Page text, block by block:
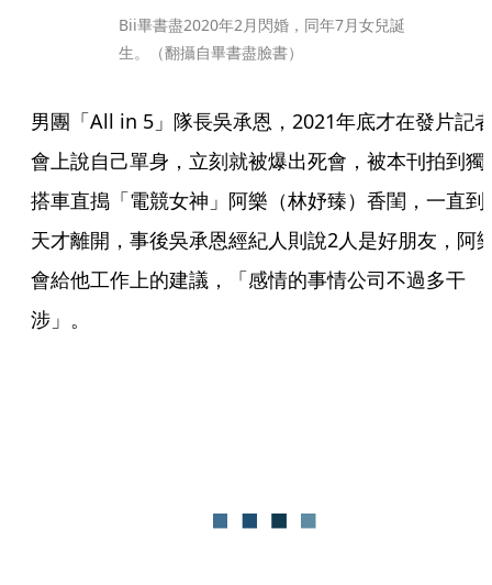
Bii畢書盡2020年2月閃婚，同年7月女兒誕
生。（翻攝自畢書盡臉書）
男團「All in 5」隊長吳承恩，2021年底才在發片記
會上說自己單身，立刻就被爆出死會，被本刊拍到獨
搭車直搗「電競女神」阿樂（林妤臻）香閨，一直到
天才離開，事後吳承恩經紀人則說2人是好朋友，阿
會給他工作上的建議，「感情的事情公司不過多干
涉」。